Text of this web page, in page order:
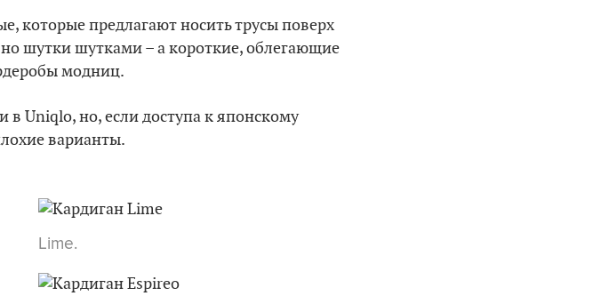
которые предлагают носить трусы поверх
шутки шутками – а короткие, облегающие
модниц.
Uniqlo, но, если доступа к японскому
варианты.
Lime.